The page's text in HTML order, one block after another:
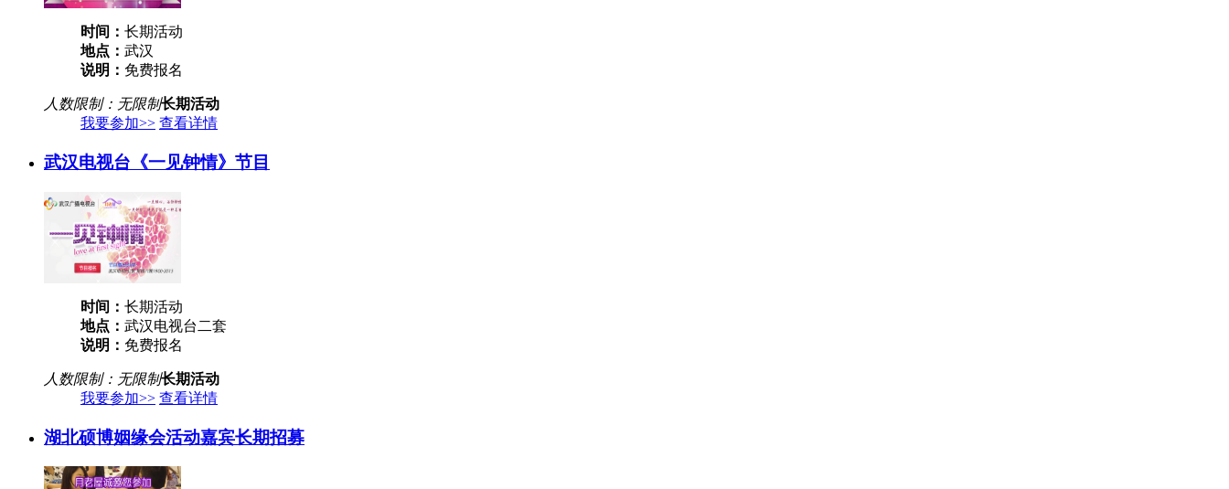
时间： 长期活动
地点： 武汉
说明： 免费报名
人数限制：无限制长期活动
我要参加>> 查看详情
武汉电视台《一见钟情》节目
时间： 长期活动
地点： 武汉电视台二套
说明： 免费报名
人数限制：无限制长期活动
我要参加>> 查看详情
湖北硕博姻缘会活动嘉宾长期招募